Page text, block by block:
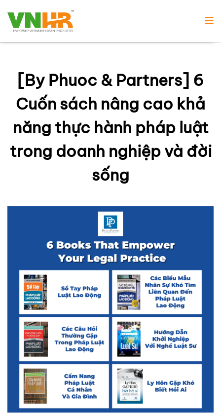
[By Phuoc & Partners] 6
Cuốn sách nâng cao khả
năng thực hành pháp luật
trong doanh nghiệp và đời
sống